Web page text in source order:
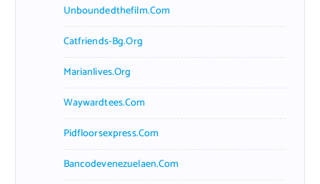
Unboundedthefilm.com
Catfriends-Bg.org
Marianlives.org
Waywardtees.com
Pidfloorsexpress.com
Bancodevenezuelaen.com